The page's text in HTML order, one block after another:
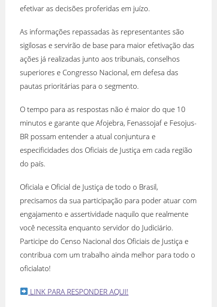
efetivar as decisões proferidas em juízo.
As informações repassadas às representantes são
sigilosas e servirão de base para maior efetivação das
ações já realizadas junto aos tribunais, conselhos
superiores e Congresso Nacional, em defesa das
pautas prioritárias para o segmento.
O tempo para as respostas não é maior do que 10
minutos e garante que Afojebra, Fenassojaf e Fesojus-
BR possam entender a atual conjuntura e
especificidades dos Oficiais de Justiça em cada região
do país.
Oficiala e Oficial de Justiça de todo o Brasil,
precisamos da sua participação para poder atuar com
engajamento e assertividade naquilo que realmente
você necessita enquanto servidor do Judiciário.
Participe do Censo Nacional dos Oficiais de Justiça e
contribua com um trabalho ainda melhor para todo o
oficialato!
LINK PARA RESPONDER AQUI!